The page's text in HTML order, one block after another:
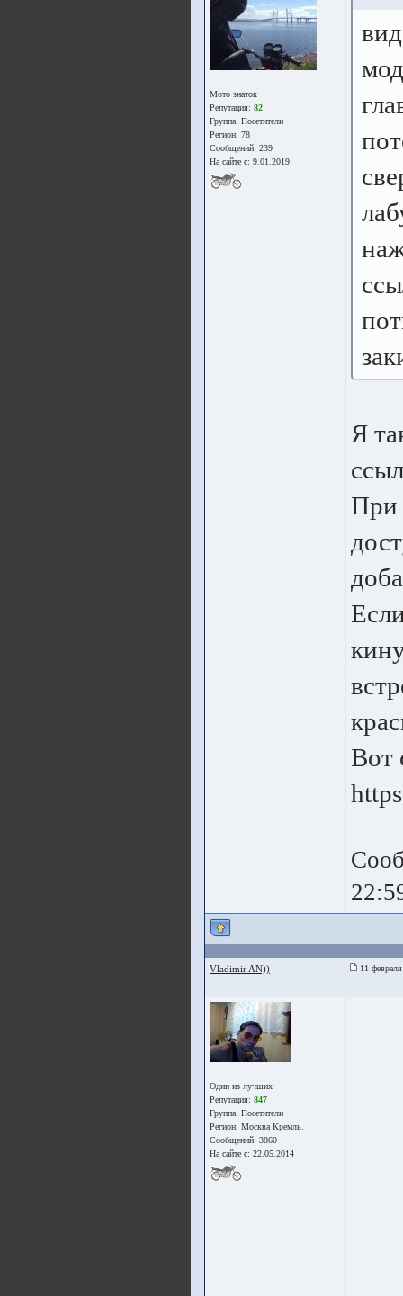
Мото знаток
Репутация: 82
Группа: Посетители
Регион: 78
Сообщений: 239
На сайте с: 9.01.2019
Я
При
Вот
Vladimir AN)) 11
Один из лучших
Репутация: 847
Группа: Посетители
Регион: Москва Кремль.
Сообщений: 3860
На сайте с: 22.05.2014